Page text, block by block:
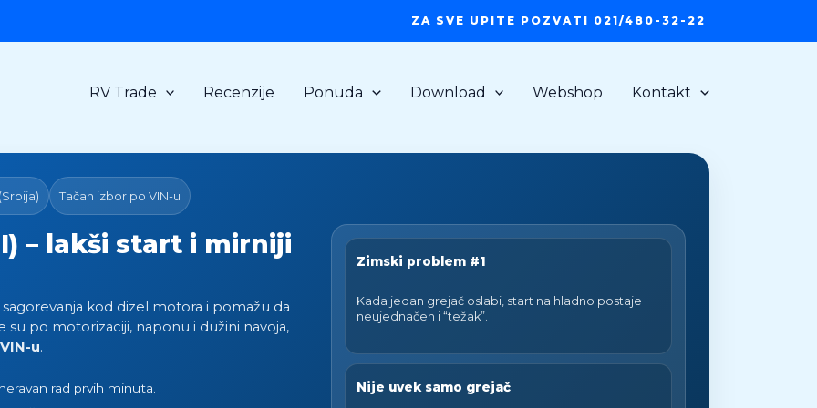
ZA SVE UPITE POZVATI 021/480-32-22
RV Trade Recenzije Ponuda Download Webshop Kontakt
Tačan izbor po VIN-u
– lakši start i mirniji
kod dizel motora i pomažu da
su po motorizaciji, naponu i dužini navoja,
VIN-u.
rad prvih minuta.
Zimski problem #1
Kada jedan grejač oslabi, start na hladno postaje
neujednačen i “težak”.
Nije uvek samo grejač